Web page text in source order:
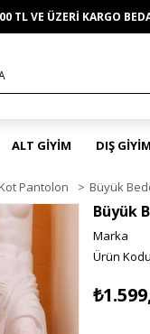
TL VE ÜZERİ KARGO
ALT GİYİM DIŞ GİYİM
Pantolon > Büyük
Büyük
Marka